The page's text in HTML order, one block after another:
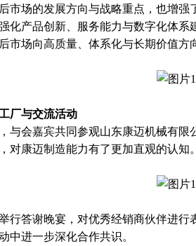
市场的发展方向与战略重点，也增
化产品创新、服务能力与数字化体系
市场向高质量、体系化与长期价值方
厂与交流活动
与会嘉宾共同参观山东康迈机械有
对康迈制造能力有了更加直观的认知。
行答谢晚宴，对优秀经销商伙伴进行
中进一步深化合作共识。